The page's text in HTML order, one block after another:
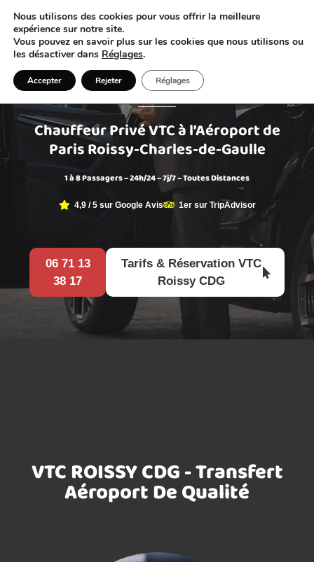
Réserver mon VTC
VTC ROISSY CDG
Chauffeur Privé VTC à l’Aéroport de
Paris Roissy-Charles-de-Gaulle
1 à 8 Passagers – 24h/24 – 7j/7 – Toutes Distances
4,9 / 5 sur Google Avis 1er sur TripAdvisor
06 71 13
38 17
Tarifs & Réservation VTC
Roissy CDG
VTC ROISSY CDG - Transfert
Aéroport De Qualité
Nous utilisons des cookies pour vous offrir la meilleure
expérience sur notre site.
Vous pouvez en savoir plus sur les cookies que nous utilisons ou
les désactiver dans Réglages.
Accepter Rejeter Réglages